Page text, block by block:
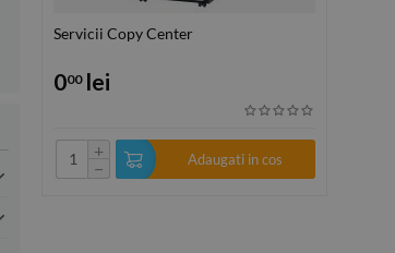
Servicii Copy Center
000 lei
+
−
Adaugati in cos